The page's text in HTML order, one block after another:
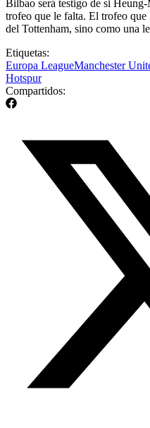
Bilbao será testigo de si
trofeo que le falta. El trofeo
del Tottenham, sino como una
Etiquetas:
Europa LeagueManchester
Hotspur
Compartidos: